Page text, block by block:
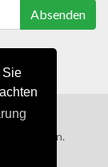
Sie
Absenden